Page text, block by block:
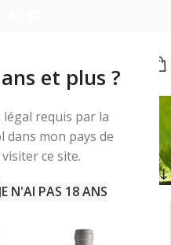
et plus ?
légal requis par la
mon pays de
ce site.
JE N'AI PAS 18 ANS
2 résultats affichés